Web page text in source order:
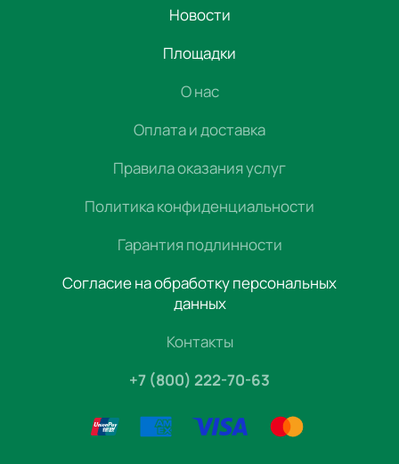
Новости
Площадки
О нас
Оплата и доставка
Правила оказания услуг
Политика конфиденциальности
Гарантия подлинности
Согласие на обработку персональных
данных
Контакты
+7 (800) 222-70-63